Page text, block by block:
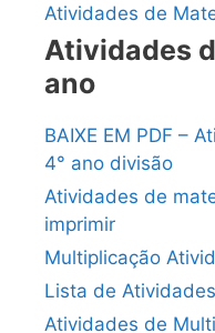
Atividades de
Atividades
ano
BAIXE EM PDF –
4° ano divisão
Atividades de
imprimir
Multiplicação
Lista de
Atividades de